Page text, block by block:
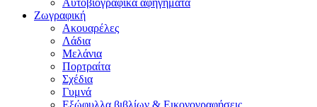
Αυτοβιογραφικά αφηγήματα
Ζωγραφική
Ακουαρέλες
Λάδια
Μελάνια
Πορτραίτα
Σχέδια
Γυμνά
Εξώφυλλα βιβλίων & Εικονογραφήσεις